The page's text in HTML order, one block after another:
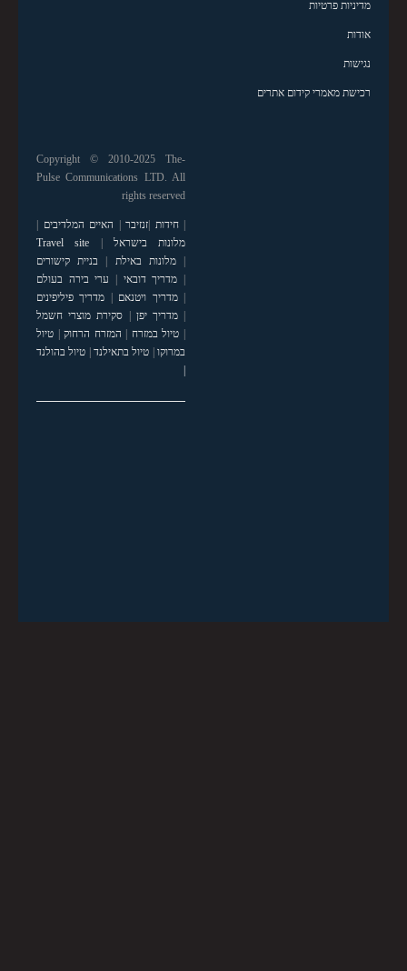
מדיניות פרטיות
אודות
נגישות
רכישת מאמרי קידום אתרים
Copyright © 2010-2025 The-
Pulse Communications LTD. All
rights reserved
|חידות זנזיבר האיים המלדיבים
מלונות בישראל
Travel site
|מלונות באילת
בניית קישורים
מדריך דובאי
ערי בירה בעולם
|מדריך ויטנאם
מדריך פיליפינים
|מדריך יפן
סקירת מוצרי חשמל
טיול במזרח המזרח הרחוק| טיול
במרוקו| טיול בתאילנד| טיול בהולנד